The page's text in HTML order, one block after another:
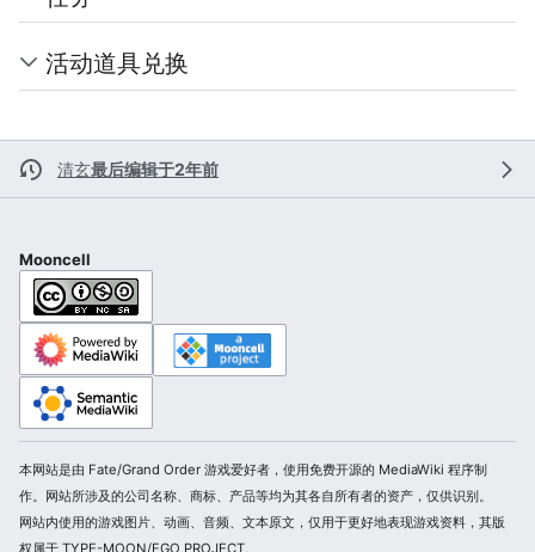
活动道具兑换
清玄最后编辑于2年前
Mooncell
本网站是由 Fate/Grand Order 游戏爱好者，使用免费开源的 MediaWiki 程序制
作。网站所涉及的公司名称、商标、产品等均为其各自所有者的资产，仅供识别。
网站内使用的游戏图片、动画、音频、文本原文，仅用于更好地表现游戏资料，其版
权属于 TYPE-MOON/FGO PROJECT。